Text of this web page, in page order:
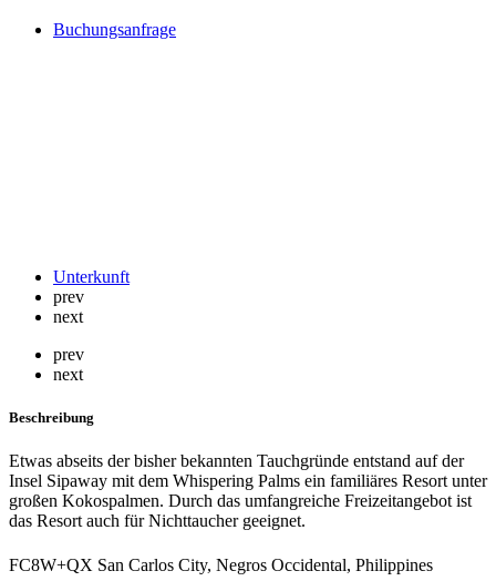
Buchungsanfrage
Unterkunft
prev
next
prev
next
Beschreibung
Etwas abseits der bisher bekannten Tauchgründe entstand auf der
Insel Sipaway mit dem Whispering Palms ein familiäres Resort unter
großen Kokospalmen. Durch das umfangreiche Freizeitangebot ist
das Resort auch für Nichttaucher geeignet.
FC8W+QX San Carlos City, Negros Occidental, Philippines